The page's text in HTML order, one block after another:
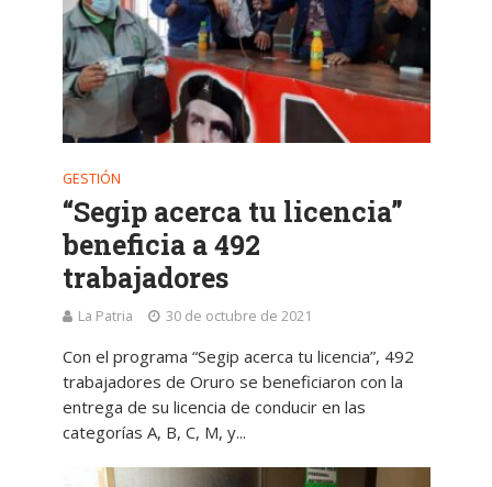
GESTIÓN
“Segip acerca tu licencia”
beneficia a 492
trabajadores
La Patria 30 de octubre de 2021
Con el programa “Segip acerca tu licencia”, 492
trabajadores de Oruro se beneficiaron con la
entrega de su licencia de conducir en las
categorías A, B, C, M, y...